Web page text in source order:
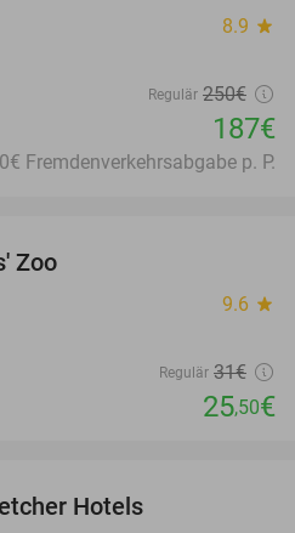
8.9 star
Regulär 250€
187€
Fremdenverkehrsabgabe p. P.
Zoo
9.6 star
Regulär 31€
25,50€
Hotels